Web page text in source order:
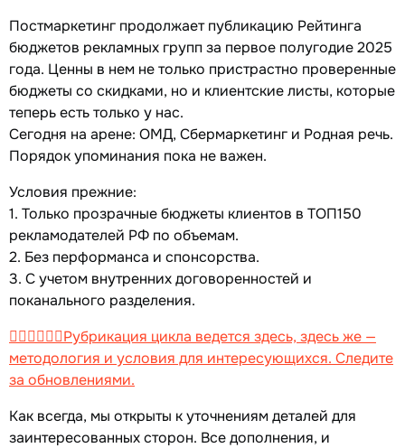
Постмаркетинг продолжает публикацию Рейтинга
бюджетов рекламных групп за первое полугодие 2025
года. Ценны в нем не только пристрастно проверенные
бюджеты со скидками, но и клиентские листы, которые
теперь есть только у нас.
Сегодня на арене: ОМД, Сбермаркетинг и Родная речь.
Порядок упоминания пока не важен.
Условия прежние:
1. Только прозрачные бюджеты клиентов в ТОП150
рекламодателей РФ по объемам.
2. Без перформанса и спонсорства.
3. С учетом внутренних договоренностей и
поканального разделения.
👉🏻👉🏻👉🏻Рубрикация цикла ведется здесь, здесь же —
методология и условия для интересующихся. Следите
за обновлениями.
Как всегда, мы открыты к уточнениям деталей для
заинтересованных сторон. Все дополнения, и